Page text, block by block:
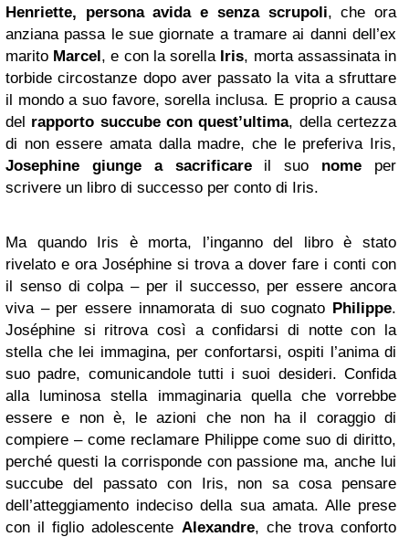
Henriette, persona avida e senza scrupoli, che ora
anziana passa le sue giornate a tramare ai danni dell’ex
marito Marcel, e con la sorella Iris, morta assassinata in
torbide circostanze dopo aver passato la vita a sfruttare
il mondo a suo favore, sorella inclusa. E proprio a causa
del rapporto succube con quest’ultima, della certezza
di non essere amata dalla madre, che le preferiva Iris,
Josephine giunge a sacrificareil suo nome per
scrivere un libro di successo per conto di Iris.
Ma quando Iris è morta, l’inganno del libro è stato
rivelato e ora Joséphine si trova a dover fare i conti con
il senso di colpa – per il successo, per essere ancora
viva – per essere innamorata di suo cognato Philippe.
Joséphine si ritrova così a confidarsi di notte con la
stella che lei immagina, per confortarsi, ospiti l’anima di
suo padre, comunicandole tutti i suoi desideri. Confida
alla luminosa stella immaginaria quella che vorrebbe
essere e non è, le azioni che non ha il coraggio di
compiere – come reclamare Philippe come suo di diritto,
perché questi la corrisponde con passione ma, anche lui
succube del passato con Iris, non sa cosa pensare
dell’atteggiamento indeciso della sua amata. Alle prese
con il figlio adolescente Alexandre, che trova conforto